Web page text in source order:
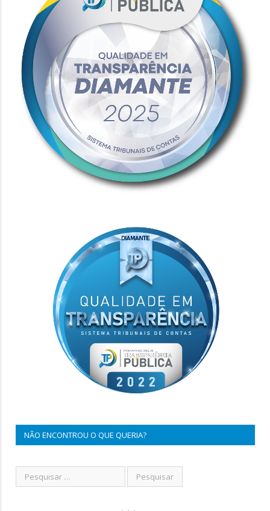
NÃO ENCONTROU O QUE QUERIA?